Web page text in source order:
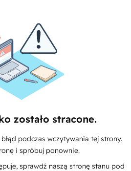
zostało stracone.
podczas wczytywania tej strony.
i spróbuj ponownie.
sprawdź naszą stronę stanu pod